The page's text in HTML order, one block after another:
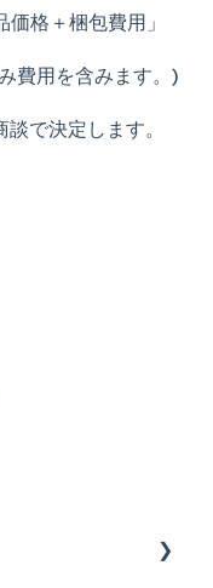
格＋梱包費用」
費用を含みます。)
で決定します。